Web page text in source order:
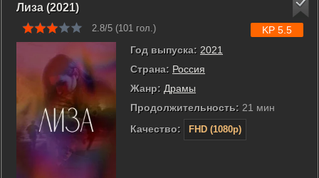
Лиза (2021)
2.8/5 (101 гол.)
Год выпуска: 2021
Страна: Россия
Жанр: Драмы
Продолжительность: 21 мин
Качество:
FHD (1080p)
KP 5.5